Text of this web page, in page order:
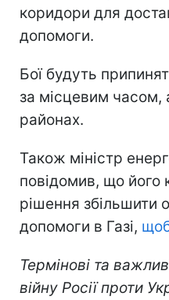
коридори для
допомоги.
Бої будуть
за місцевим часом,
районах.
Також міністр
повідомив, що його
рішення збільшити
допомоги в Газі,
Термінові та
війну Росії проти